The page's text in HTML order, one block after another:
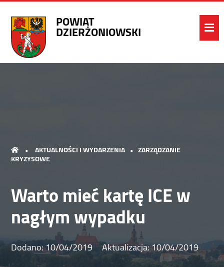
POWIAT
DZIERŻONIOWSKI
• AKTUALNOŚCI I WYDARZENIA • ZARZĄDZANIE
KRYZYSOWE
Warto mieć kartę ICE w
nagłym wypadku
Dodano:10/04/2019 Aktualizacja:10/04/2019